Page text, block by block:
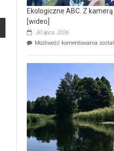
Ekologiczne ABC. Z
[wideo]
30 lipca, 2026
Możliwość komentowania
wśród
[wideo]